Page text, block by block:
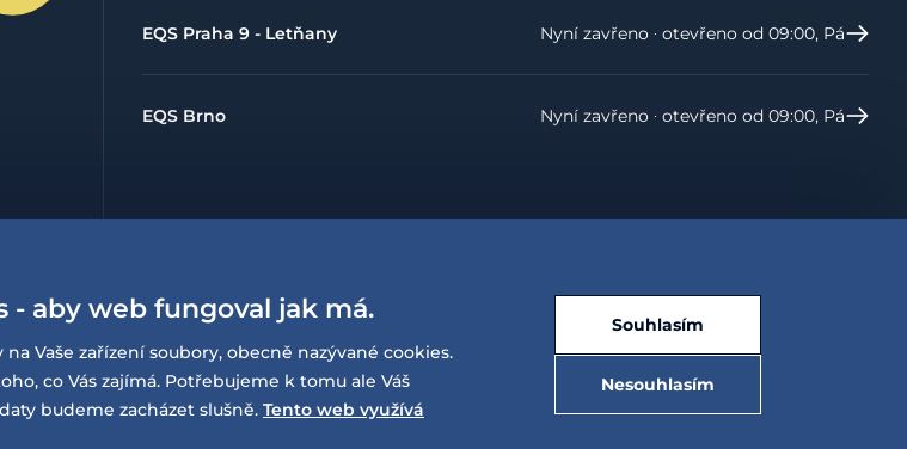
EQS Praha 9 - Letňany Nyní zavřeno ‧ otevřeno od 09:00, Pá
EQS Brno Nyní zavřeno ‧ otevřeno od 09:00, Pá
- aby web fungoval jak má.
Vaše zařízení soubory, obecně nazývané cookies.
co Vás zajímá. Potřebujeme k tomu ale Váš
budeme zacházet slušně. Tento web využívá
Nesouhlasím
Souhlasím